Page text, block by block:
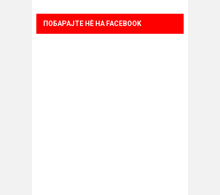
ПОБАРАЈТЕ НÈ НА FACEBOOK